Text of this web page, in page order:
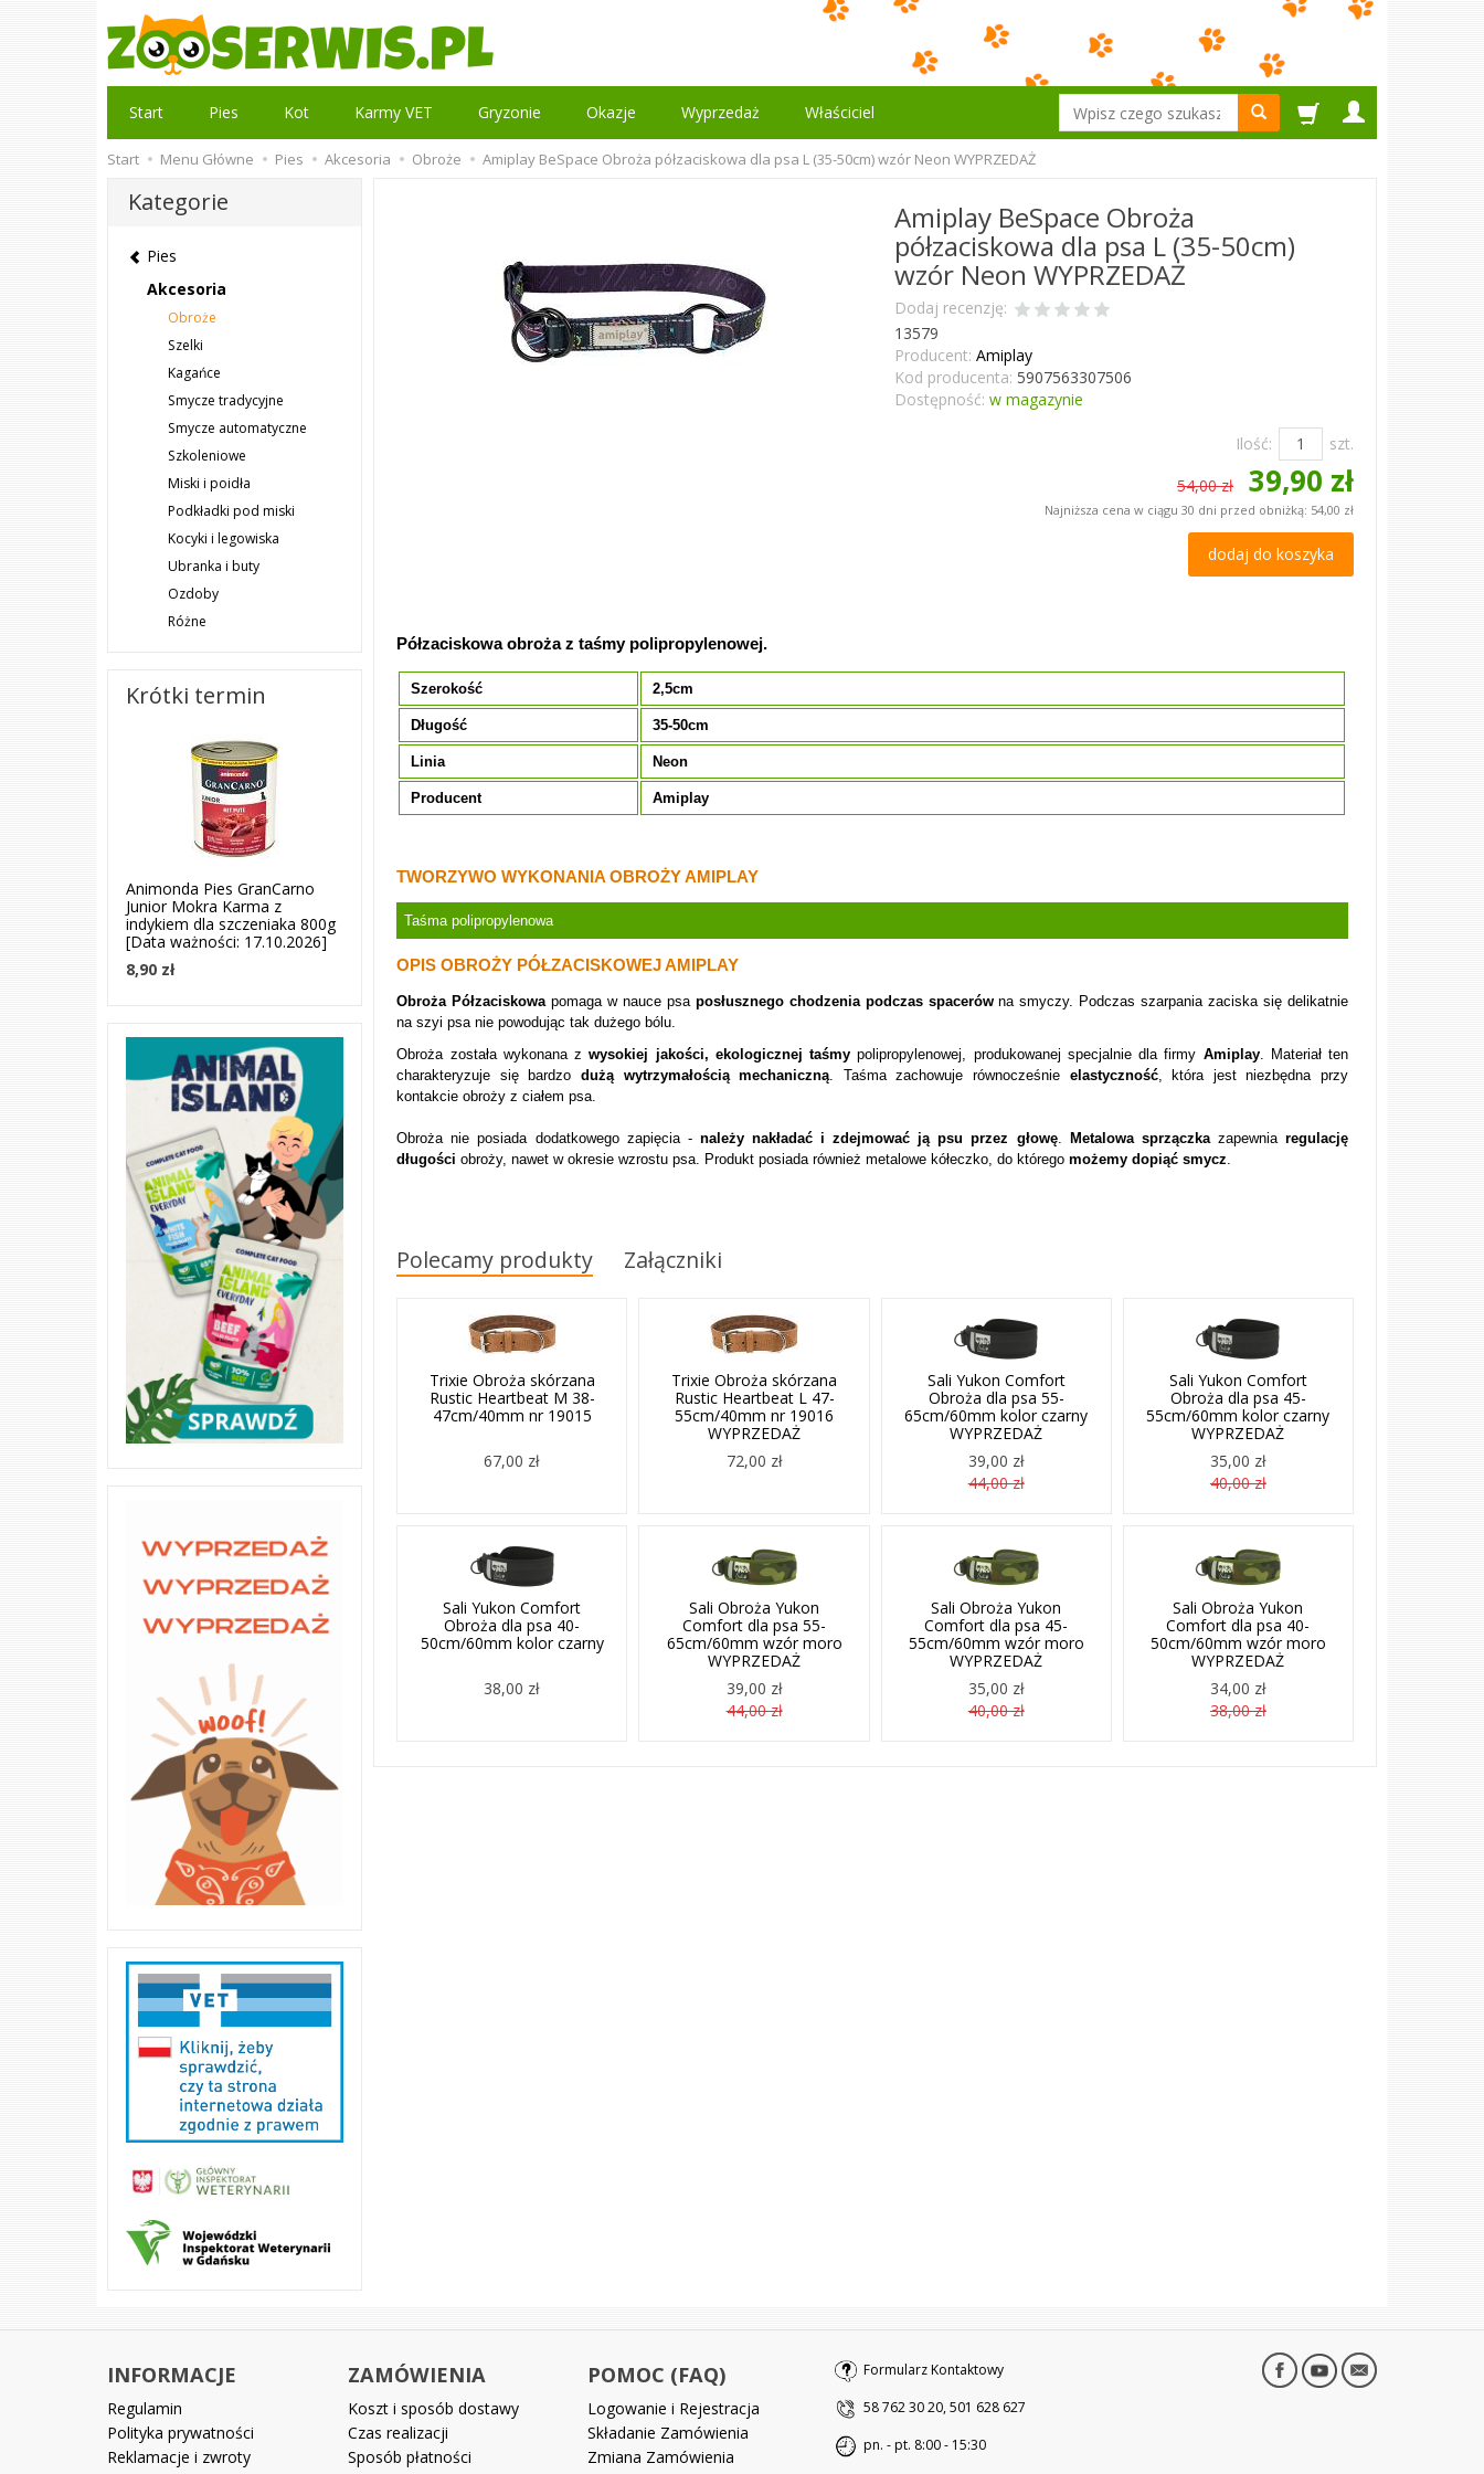
Wyszukaj
Start Pies Kot Karmy VET Gryzonie Okazje Wyprzedaż Właściciel
Start Menu Główne Pies Akcesoria Obroże Amiplay BeSpace Obroża półzaciskowa dla psa L (35-50cm) wzór Neon WYPRZEDAŻ
Amiplay BeSpace Obroża
półzaciskowa dla psa L (35-50cm)
wzór Neon WYPRZEDAŻ
Dodaj recenzję:
13579
Producent: Amiplay
Kod producenta: 5907563307506
Dostępność: w magazynie
Ilość:
szt.
54,00 zł
39,90 zł
Najniższa cena w ciągu 30 dni przed obniżką: 54,00 zł
dodaj do koszyka
Półzaciskowa obroża z taśmy polipropylenowej.
Szerokość 2,5cm
Długość 35-50cm
Linia Neon
Producent Amiplay
TWORZYWO WYKONANIA OBROŻY AMIPLAY
Taśma polipropylenowa
OPIS OBROŻY PÓŁZACISKOWEJ AMIPLAY
Obroża Półzaciskowapomaga w nauce psa posłusznego chodzenia podczas spacerówna smyczy. Podczas szarpania zaciska się delikatnie
na szyi psa nie powodując tak dużego bólu.
Obroża została wykonana zwysokiej jakości, ekologicznej taśmypolipropylenowej, produkowanej specjalnie dla firmy Amiplay. Materiał ten
charakteryzuje się bardzo dużą wytrzymałością mechaniczną. Taśma zachowuje równocześnie elastyczność, która jest niezbędna przy
kontakcie obroży z ciałem psa.
Obroża nie posiada dodatkowego zapięcia - należy nakładać i zdejmować ją psu przez głowę. Metalowa sprzączkazapewnia regulację
długości obroży, nawet w okresie wzrostu psa. Produkt posiada również metalowe kółeczko, do którego możemy dopiąć smycz.
Polecamy produkty Załączniki
Trixie Obroża skórzana
Rustic Heartbeat M 38-
47cm/40mm nr 19015
67,00 zł
Trixie Obroża skórzana
Rustic Heartbeat L 47-
55cm/40mm nr 19016
WYPRZEDAŻ
72,00 zł
Sali Yukon Comfort
Obroża dla psa 55-
65cm/60mm kolor czarny
WYPRZEDAŻ
39,00 zł
44,00 zł
Sali Yukon Comfort
Obroża dla psa 45-
55cm/60mm kolor czarny
WYPRZEDAŻ
35,00 zł
40,00 zł
Sali Yukon Comfort
Obroża dla psa 40-
50cm/60mm kolor czarny
38,00 zł
Sali Obroża Yukon
Comfort dla psa 55-
65cm/60mm wzór moro
WYPRZEDAŻ
39,00 zł
44,00 zł
Sali Obroża Yukon
Comfort dla psa 45-
55cm/60mm wzór moro
WYPRZEDAŻ
35,00 zł
40,00 zł
Sali Obroża Yukon
Comfort dla psa 40-
50cm/60mm wzór moro
WYPRZEDAŻ
34,00 zł
38,00 zł
Kategorie
Pies
Akcesoria
Obroże
Szelki
Kagańce
Smycze tradycyjne
Smycze automatyczne
Szkoleniowe
Miski i poidła
Podkładki pod miski
Kocyki i legowiska
Ubranka i buty
Ozdoby
Różne
Krótki termin
Animonda Pies GranCarno
Junior Mokra Karma z
indykiem dla szczeniaka 800g
[Data ważności: 17.10.2026]
8,90 zł
INFORMACJE
Regulamin
Polityka prywatności
Reklamacje i zwroty
ZAMÓWIENIA
Koszt i sposób dostawy
Czas realizacji
Sposób płatności
POMOC (FAQ)
Logowanie i Rejestracja
Składanie Zamówienia
Zmiana Zamówienia
Formularz Kontaktowy
58 762 30 20, 501 628 627
pn. - pt. 8:00 - 15:30